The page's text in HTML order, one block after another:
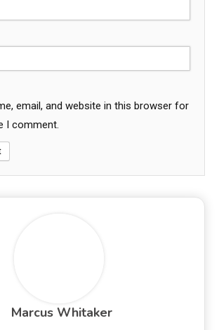
email, and website in this browser for
I comment.
Marcus Whitaker